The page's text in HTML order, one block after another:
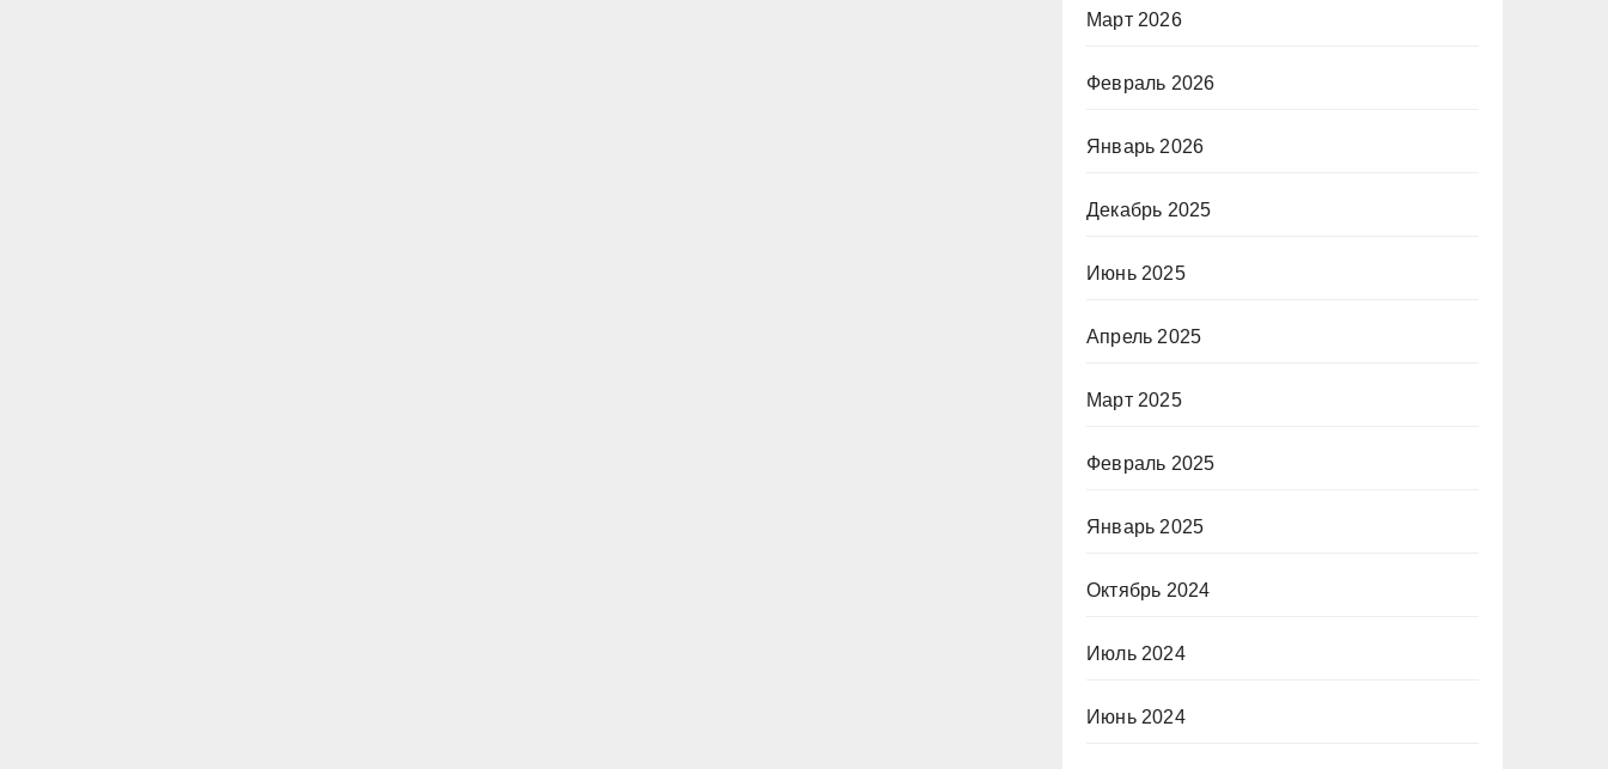
Март 2026
Февраль 2026
Январь 2026
Декабрь 2025
Июнь 2025
Апрель 2025
Март 2025
Февраль 2025
Январь 2025
Октябрь 2024
Июль 2024
Июнь 2024